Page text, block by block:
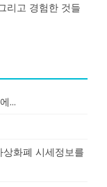
리고 경험한 것들
...
화폐 시세정보를